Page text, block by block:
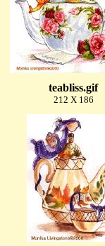
teabliss.gif
212 X 186